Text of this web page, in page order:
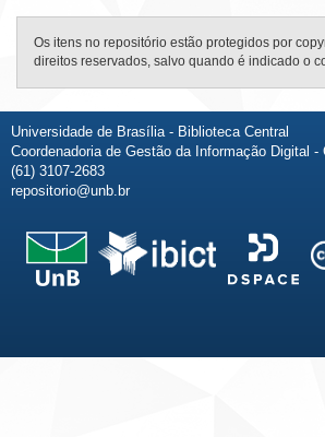
Os itens no repositório estão protegidos por
direitos reservados, salvo quando é indicado o
Universidade de Brasília - Biblioteca Central
Coordenadoria de Gestão da Informação Digital -
(61) 3107-2683
repositorio@unb.br